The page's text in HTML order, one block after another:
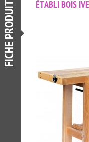
FICHE PRODUIT ÉTABLI BOIS